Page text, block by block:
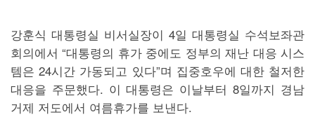
강훈식 대통령실 비서실장이 4일 대통령실 수석보좌관
회의에서 “대통령의 휴가 중에도 정부의 재난 대응 시스
템은 24시간 가동되고 있다”며 집중호우에 대한 철저한
대응을 주문했다. 이 대통령은 이날부터 8일까지 경남
거제 저도에서 여름휴가를 보낸다.